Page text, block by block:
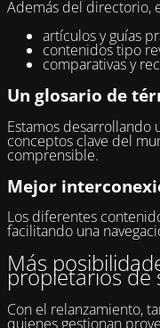
Además del directorio,
artículos y guías
contenidos tipo
comparativas y
Un glosario de
Estamos desarrollando
conceptos clave del
comprensible.
Mejor
Los diferentes
facilitando una
Más
propietarios de
Con el relanzamiento,
quienes gestionan